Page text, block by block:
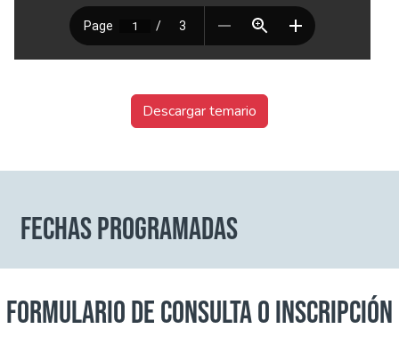
Descargar temario
FECHAS PROGRAMADAS
FORMULARIO DE CONSULTA O INSCRIPCIÓN